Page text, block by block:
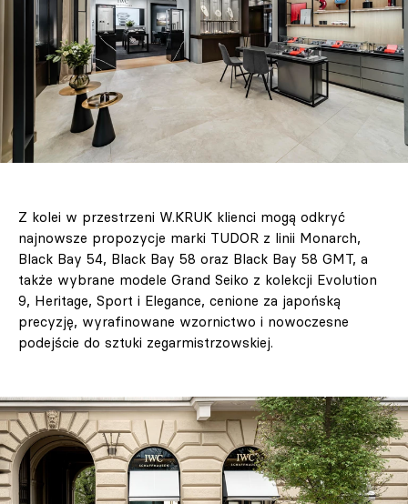
Z kolei w przestrzeni W.KRUK klienci mogą odkryć
najnowsze propozycje marki TUDOR z linii Monarch,
Black Bay 54, Black Bay 58 oraz Black Bay 58 GMT, a
także wybrane modele Grand Seiko z kolekcji Evolution
9, Heritage, Sport i Elegance, cenione za japońską
precyzję, wyrafinowane wzornictwo i nowoczesne
podejście do sztuki zegarmistrzowskiej.